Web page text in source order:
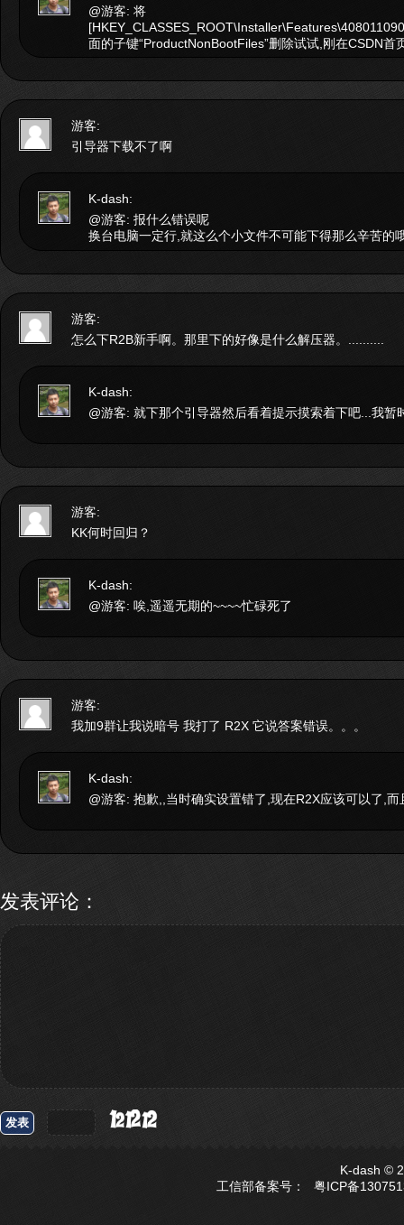
@游客: 将
面的子键“ProductNonBootFiles”删除试试,刚在CSDN首
游客:
引导器下载不了啊
K-dash:
@游客: 报什么错误呢
换台电脑一定行,就这么个小文件不可能下得那么辛苦的
游客:
怎么下R2B新手啊。那里下的好像是什么解压器。..........
K-dash:
@游客: 就下那个引导器然后看着提示摸索着下吧...我暂
游客:
KK何时回归？
K-dash:
@游客: 唉,遥遥无期的~~~~忙碌死了
游客:
我加9群让我说暗号 我打了 R2X 它说答案错误。。。
K-dash:
@游客: 抱歉,,当时确实设置错了,现在R2X应该可以了,而
发表评论 ：
发表
K-dash ©
工信部备案号：
粤ICP备